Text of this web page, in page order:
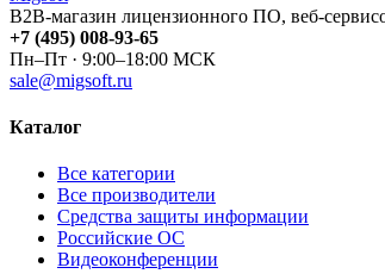
B2B-магазин лицензионного ПО, веб-
+7 (495) 008-93-65
Пн–Пт · 9:00–18:00 МСК
sale@migsoft.ru
Каталог
Все категории
Все производители
Средства защиты информации
Российские ОС
Видеоконференции